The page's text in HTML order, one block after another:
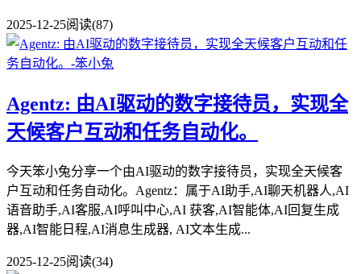
2025-12-25阅读(87)
Agentz: 由AI驱动的数字接待员，实现全
天候客户互动和任务自动化。
今天笨小兔分享一个由AI驱动的数字接待员，实现全天候客
户互动和任务自动化。Agentz：属于AI助手,AI聊天机器人,AI
语音助手,AI客服,AI呼叫中心,AI 获客,AI智能体,AI回复生成
器,AI智能日程,AI消息生成器, AI文本生成...
2025-12-25阅读(34)